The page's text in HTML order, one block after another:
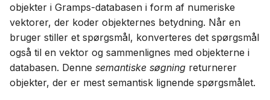
objekter i Gramps-databasen i form af numeriske
vektorer, der koder objekternes betydning. Når en
bruger stiller et spørgsmål, konverteres det spørgsmål
også til en vektor og sammenlignes med objekterne i
databasen. Denne semantiske søgning returnerer
objekter, der er mest semantisk lignende spørgsmålet.